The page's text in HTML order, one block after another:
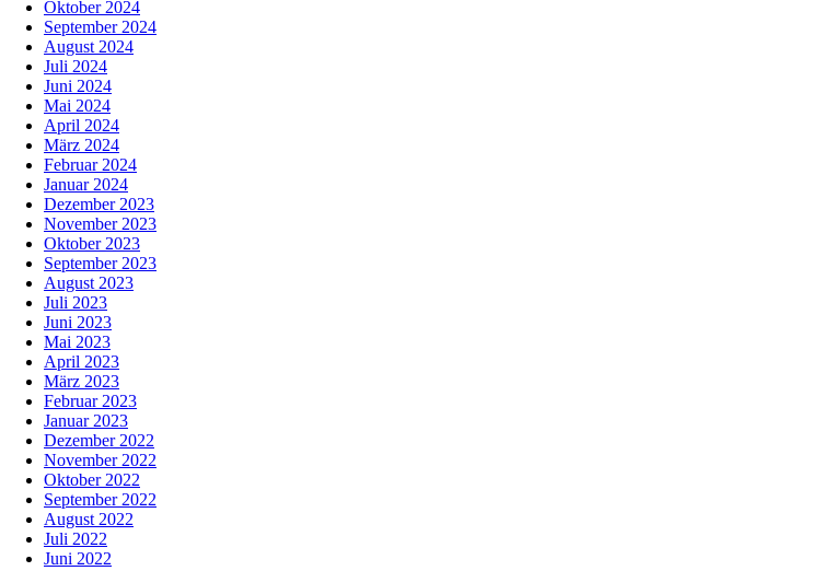
Oktober 2024
September 2024
August 2024
Juli 2024
Juni 2024
Mai 2024
April 2024
März 2024
Februar 2024
Januar 2024
Dezember 2023
November 2023
Oktober 2023
September 2023
August 2023
Juli 2023
Juni 2023
Mai 2023
April 2023
März 2023
Februar 2023
Januar 2023
Dezember 2022
November 2022
Oktober 2022
September 2022
August 2022
Juli 2022
Juni 2022